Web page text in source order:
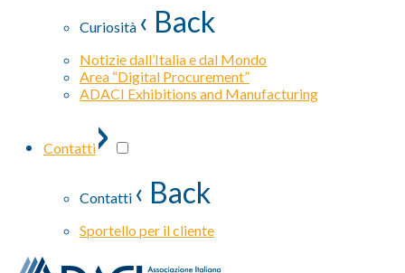
Curiosità ‹ Back
Notizie dall’Italia e dal Mondo
Area “Digital Procurement”
ADACI Exhibitions and Manufacturing
Contatti›
Contatti ‹ Back
Sportello per il cliente